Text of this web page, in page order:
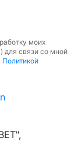
моих
для связи со мной
Политикой